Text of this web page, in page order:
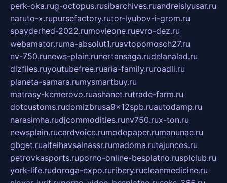
perk-oka.rug-octopus.rusibarchives.ruandreislyusar.ru
naruto-x.rupursefactory.rutor-lyubov-i-grom.ru
spayderhed-2022.rumovieone.ruevro-dez.ru
webamator.ruma-absolut1.ruavtopomosch27.ru
nv-750.runews-plain.runertansaga.rudelanalad.ru
dizfiles.ruyoutubefree.ruaria-family.ruroadli.ru
planeta-samara.rumysmartbuy.ru
matrasy-kemerovo.ruashanet.rutrade-farm.ru
dotcustoms.rudomizbrusa9x12spb.ruautodamp.ru
narasimha.rudjcommodities.runv750.rux-ton.ru
newsplain.rucardvoice.rumodopaper.rumanunae.ru
gbget.rualfeihavsalnassr.rumadoma.rutajuncos.ru
petrovkasports.ruporno-online-besplatno.rusplclub.ru
york-life.rudoroga-expo.ruribery.rucleanmedicine.ru